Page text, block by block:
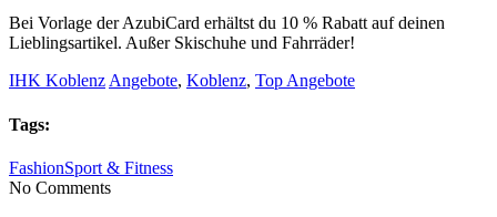
Bei Vorlage der AzubiCard erhältst du 10 % Rabatt auf deinen
Lieblingsartikel. Außer Skischuhe und Fahrräder!
IHK KoblenzAngebote, Koblenz, Top Angebote
Tags:
FashionSport & Fitness
No Comments